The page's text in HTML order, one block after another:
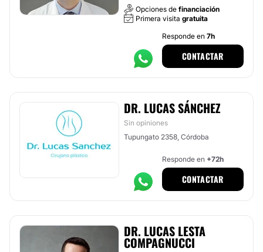
Opciones de financiación
Primera visita gratuita
Responde en 7h
CONTACTAR
DR. LUCAS SÁNCHEZ
Sin opiniones
Tupungato 2358, Córdoba
Responde en +72h
CONTACTAR
DR. LUCAS LESTA
COMPAGNUCCI